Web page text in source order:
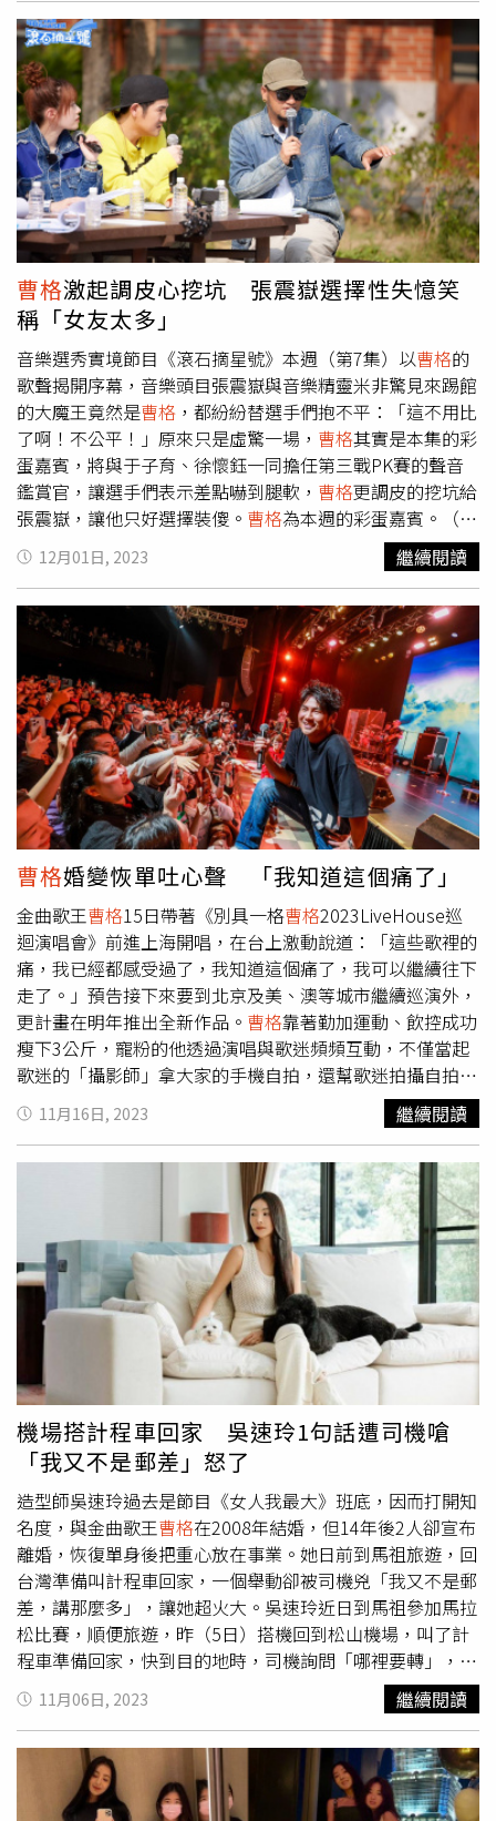
玲仍是打扮時尚，臉上毫無倦容。而在濟州島行出發前一
日，吳速玲才在粉專上面寫道：「明天又要飛了，這次是先
去探路，好玩的話，暑假準備帶小孩去。」，還表示「前年
去首爾吃了米其林一星的金豬燒肉，真的是想到還會流口
水，聽朋友說韓國最好的豬肉就是來自濟州島」。之後吳速
玲再度發文：「我這趟可以說是濟州島咖啡廳之旅，天啊！
這裡的咖啡廳也太多了吧，幾乎每家都面海。」而此行她除
了吃吃喝喝拍攝大量網美照之外，也不忘拍業配產品賺錢。
此趟韓國濟州島之旅，吳速玲吃吃喝喝拍攝了大量網美照。
（圖／翻攝自吳速玲臉書）
曹格激起調皮心挖坑 張震嶽選擇性失憶笑
稱「女友太多」
音樂選秀實境節目《滾石摘星號》本週（第7集）以曹格的
歌聲揭開序幕，音樂頭目張震嶽與音樂精靈米非驚見來踢館
的大魔王竟然是曹格 ，都紛紛替選手們抱不平：「這不用比
了啊！不公平！」原來只是虛驚一場， 曹格其實是本集的彩
蛋嘉賓，將與于子育、徐懷鈺一同擔任第三戰PK賽的聲音
鑑賞官，讓選手們表示差點嚇到腿軟， 曹格更調皮的挖坑給
張震嶽，讓他只好選擇裝傻。 曹格為本週的彩蛋嘉賓。（圖
／滾石唱片提供）第三場淘汰戰以「滾石金曲改編賽」為主
題，其中星聲選手演唱張震嶽的經典歌〈勇氣〉，讓于子育
很滿意的鼓勵選手：「感情上真的進步很多。」徐懷鈺也表
示：「這首歌的故事很痛。」沒想到曹格話鋒立刻轉向原唱
張震嶽：「你說說看當時（寫這首歌）有多痛？」讓張震嶽
開啟「選擇性失憶」模式，開玩笑說：「我忘了，那時候女
朋友太多了！」曹格（左二）、于子育（右二）、徐懷鈺
（中）一同擔任第三戰PK賽的聲音鑑賞官。（圖／滾石唱
片提供）張震嶽模仿熱狗在其他節目中的經典語錄「阿嶽真
的很嚴格」：「懷鈺真的很嚴格！」逗趣的虧徐懷鈺在講評
歌唱技巧的高標準，而有完美主義、長期給自己高標壓力的
徐懷鈺不僅曾透露如何將自己的「能量條」點滿，也在
KKBOX的「名人帶路 ！ 聽見家鄉的故事」特別企劃中分
享：「當你的心裡有疑慮、疑惑的時候，可以回到家鄉感受
一下家鄉的味道，吃吃想吃的小吃、走走看看，補給好能量
再出發！」KKBOX的「名人帶路 ！ 聽見家鄉的故事」特別
企劃本週不僅有徐懷鈺的分享，還有八三夭分享的家鄉祕密
與限量簽名拍立得抽獎。
12月01日, 2023 繼續閱讀
曹格婚變恢單吐心聲 「我知道這個痛了」
金曲歌王曹格15日帶著《別具一格曹格2023LiveHouse巡
迴演唱會》前進上海開唱，在台上激動說道：「這些歌裡的
痛，我已經都感受過了，我知道這個痛了，我可以繼續往下
走了。」預告接下來要到北京及美、澳等城市繼續巡演外，
更計畫在明年推出全新作品。 曹格靠著勤加運動、飲控成功
瘦下3公斤，寵粉的他透過演唱與歌迷頻頻互動，不僅當起
歌迷的「攝影師」拿大家的手機自拍，還幫歌迷拍攝自拍視
角的現場視頻。此外，最愛CUE歌迷互動合唱的他在各場都
發起「歌迷通緝令」狂找歌迷上台同樂，在唱到金曲〈背
叛〉時還索性把麥克風轉向觀眾，儼然把整場演唱會搞成像
大型KTV般熱鬧。有趣的是，在演唱〈梁山伯與茱麗葉〉時
特別現場選歌迷對唱，結果竟然多次被男粉絲搶麥，還
曹格 告白大喊：「我愛你！」日前分別在廣州、深
圳、武漢、南京、杭州、成都、上海舉辦巡演，
曹格
表示：
「能把《別具一格》這個演唱會做出來，對我來說本身就是
一個了不起的奇蹟，所以明年的新計劃就是再創一個奇蹟，
繼續辦演出唱到爽。」
11月16日, 2023 繼續閱讀
機場搭計程車回家 吳速玲1句話遭司機嗆
「我又不是郵差」怒了
造型師吳速玲過去是節目《女人我最大》班底，因而打開知
名度，與金曲歌王曹格在2008年結婚，但14年後2人卻宣布
離婚，恢復單身後把重心放在事業。她日前到馬祖旅遊，回
台灣準備叫計程車回家，一個舉動卻被司機兇「我又不是郵
差，講那麼多」，讓她超火大。吳速玲近日到馬祖參加馬拉
松比賽，順便旅遊，昨（5日）搭機回到松山機場，叫了計
程車準備回家，快到目的地時，司機詢問「哪裡要轉」，她
便告知：「看到100巷右轉、右手邊大門口停，謝謝」，怎
料對方突然發脾氣：「我又不是郵差，講那麼多…」。吳速
玲在IG限時動態抱怨。（圖／翻攝自吳速玲IG）當下吳速玲
愣住，禮貌回應：「我當然知道你不是郵差～不然我要怎麼
回答你的問題」，結果司機再度抱怨：「啊！快到再講啊！
11月06日, 2023 繼續閱讀